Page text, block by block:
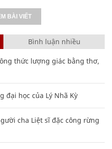
BÀI VIẾT
Bình luận nhiều
thức lượng giác bằng thơ,
đại học của Lý Nhã Kỳ
cha Liệt sĩ đặc công rừng